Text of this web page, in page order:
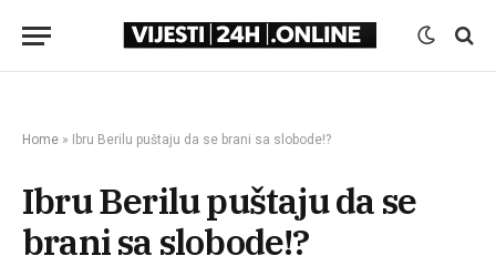
Home » Ibru Berilu puštaju da se brani sa slobode!?
Ibru Berilu puštaju da se
brani sa slobode!?